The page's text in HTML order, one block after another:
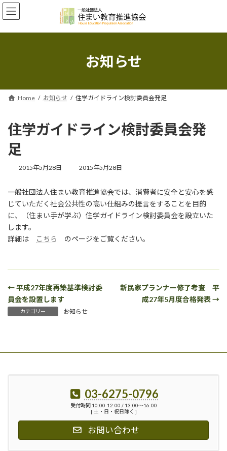
コ
ン
ン
ナ
ビ
ー
お知らせ
Home お知らせ 住学ガイドライン検討委員会発足
住学ガイドライン検討委員会発
足
2015年5月28日
最
新
日
時
:
2015年5月28日
一般社団法人住まい教育推進協会では、消費者に安全と安心を感
じていただく社会公共性の高い仕組みの提言をすることを目的
に、（住まい手が学ぶ）住学ガイドライン検討委員会を設立いた
します。
詳細は
こちら のページをご覧ください。
← 平成27年度再築基準検討委
員会を設置します
新民家プランナー修了考査 平
成27年5月度合格発表 →
カテゴリー お知らせ
03-6275-0796
受付時間 10:00-12:00 / 13:00〜16:00
[ 土・日・祝日除く ]
お問い合わせ